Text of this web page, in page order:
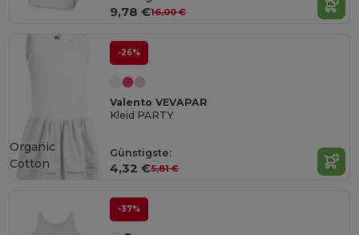
9,78 €16,00 €
-26%
Valento VEVAPAR
Kleid PARTY
Günstigste:
4,32 €5,81 €
Organic
Cotton
-37%